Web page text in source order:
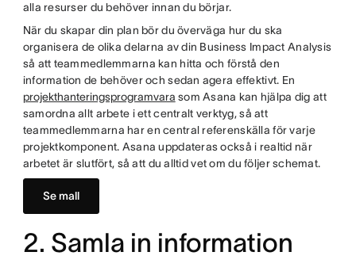
alla resurser du behöver innan du börjar.
När du skapar din plan bör du överväga hur du ska
organisera de olika delarna av din Business Impact Analysis
så att teammedlemmarna kan hitta och förstå den
information de behöver och sedan agera effektivt. En
projekthanteringsprogramvara som Asana kan hjälpa dig att
samordna allt arbete i ett centralt verktyg, så att
teammedlemmarna har en central referenskälla för varje
projektkomponent. Asana uppdateras också i realtid när
arbetet är slutfört, så att du alltid vet om du följer schemat.
Se mall
2. Samla in information